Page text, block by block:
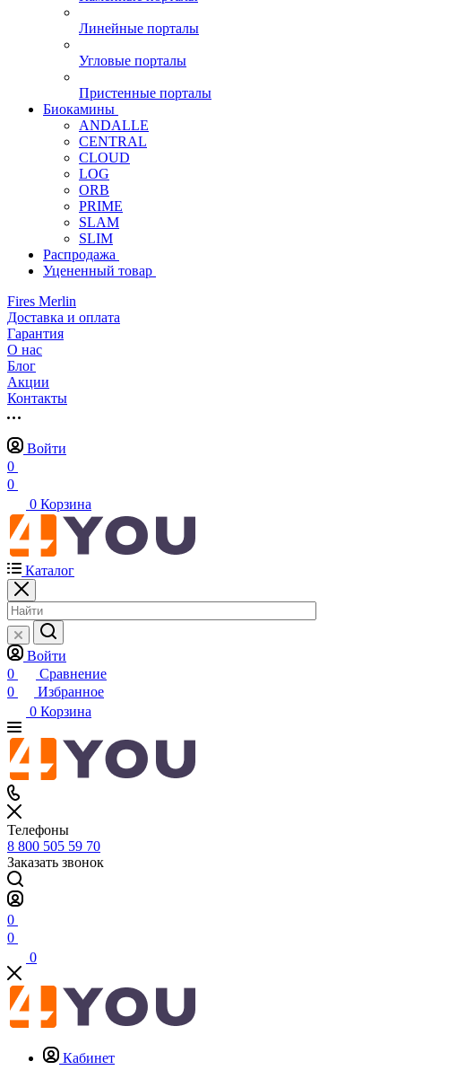
Линейные порталы
Угловые порталы
Пристенные порталы
Биокамины
ANDALLE
CENTRAL
CLOUD
LOG
ORB
PRIME
SLAM
SLIM
Распродажа
Уцененный товар
Fires Merlin
Доставка и оплата
Гарантия
О нас
Блог
Акции
Контакты
Войти
0
0
0 Корзина
Каталог
Войти
0
Сравнение
0
Избранное
0 Корзина
Телефоны
8 800 505 59 70
Заказать звонок
0
0
0
Кабинет